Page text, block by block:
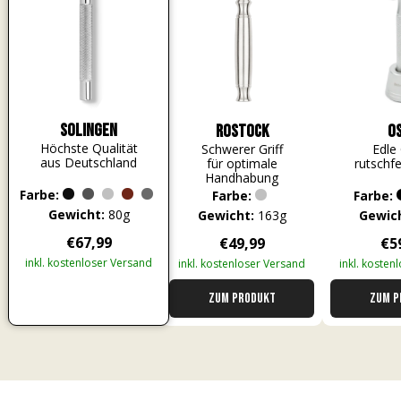
Rostock
Schwerer Griff
für optimale
Handhabung
Farbe:
Gewicht: 163g
€49,99
inkl. kostenloser Versand
Zum Produkt
Farbe:
inkl.
Zum
Solingen
Höchste Qualität
aus Deutschland
Farbe:
Gewicht: 80g
€67,99
inkl. kostenloser Versand